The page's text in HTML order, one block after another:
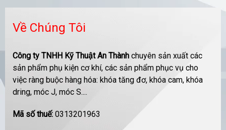
Về Chúng Tôi
Công ty TNHH Kỹ Thuật An Thành chuyên sản xuất các
sản phẩm phụ kiện cơ khí, các sản phẩm phục vụ cho
việc ràng buộc hàng hóa: khóa tăng đơ, khóa cam, khóa
dring, móc J, móc S....
Mã số thuế: 0313201963